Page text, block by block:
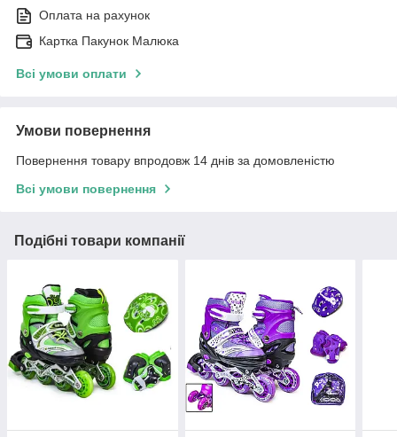
Оплата на рахунок
Картка Пакунок Малюка
Всі умови оплати
Умови повернення
Повернення товару впродовж 14 днів за домовленістю
Всі умови повернення
Подібні товари компанії